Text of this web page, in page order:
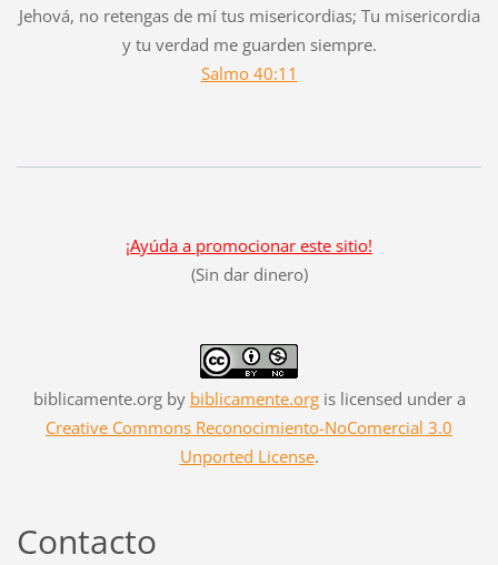
Jehová, no retengas de mí tus misericordias; Tu misericordia
y tu verdad me guarden siempre.
Salmo 40:11
¡Ayúda a promocionar este sitio!
(Sin dar dinero)
biblicamente.orgby biblicamente.orgis licensed under a
Creative Commons Reconocimiento-NoComercial 3.0
Unported License.
Contacto